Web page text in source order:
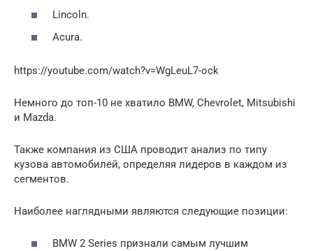
Lincoln.
Acura.
https://youtube.com/watch?v=WgLeuL7-ock
Немного до топ-10 не хватило BMW, Chevrolet, Mitsubishi
и Mazda.
Также компания из США проводит анализ по типу
кузова автомобилей, определяя лидеров в каждом из
сегментов.
Наиболее наглядными являются следующие позиции:
BMW 2 Series признали самым лучшим